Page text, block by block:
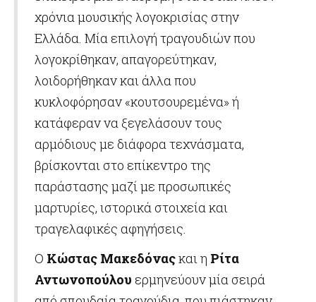
χρόνια μουσικής λογοκρισίας στην
Ελλάδα. Μία επιλογή τραγουδιών που
λογοκρίθηκαν, απαγορεύτηκαν,
λοιδορήθηκαν και άλλα που
κυκλοφόρησαν «κουτσουρεμένα» ή
κατάφεραν να ξεγελάσουν τους
αρμόδιους με διάφορα τεχνάσματα,
βρίσκονται στο επίκεντρο της
παράστασης μαζί με προσωπικές
μαρτυρίες, ιστορικά στοιχεία και
τραγελαφικές αφηγήσεις.
Ο Κώστας Μακεδόναςκαι η Ρίτα
Αντωνοπούλου ερμηνεύουν μία σειρά